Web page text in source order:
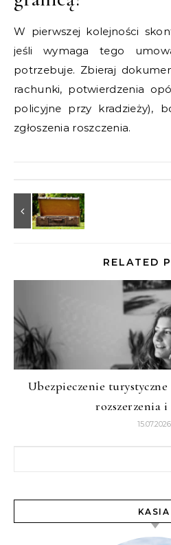
W pierwszej kolejności
jeśli wymaga tego
potrzebuje. Zbieraj
rachunki, potwierdzenia
policyjne przy kradzieży),
zgłoszenia roszczenia.
RELATED
Ubezpieczenie
rozszerzenia i
15.07.2026
KASIA